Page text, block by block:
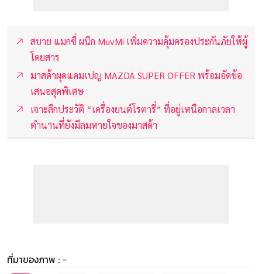
สบาย แมกซี่ ผนึก MuvMi เพิ่มความคุ้มครองประกันภัยให้ผู้
โดยสาร
มาสด้าผุดแคมเปญ MAZDA SUPER OFFER พร้อมอัดข้อ
เสนอสุดพิเศษ
เจาะลึกประวัติ “เครื่องยนต์โรตารี่” ที่อยู่เหนือกาลเวลา
ตำนานที่ยังมีลมหายใจของมาสด้า
ที่มาของภาพ : -